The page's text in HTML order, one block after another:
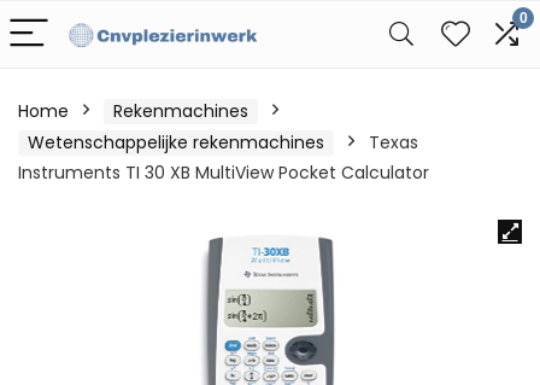
0
Home
Rekenmachines
Wetenschappelijke rekenmachines
Texas
Instruments TI 30 XB MultiView Pocket Calculator